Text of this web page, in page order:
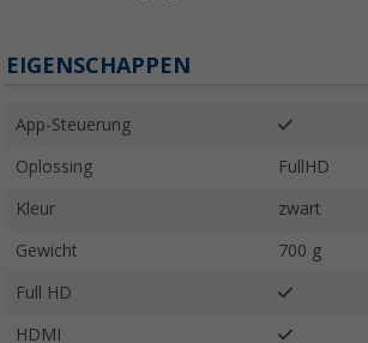
EIGENSCHAPPEN
App-Steuerung
Oplossing FullHD
Kleur zwart
Gewicht 700 g
Full HD
HDMI